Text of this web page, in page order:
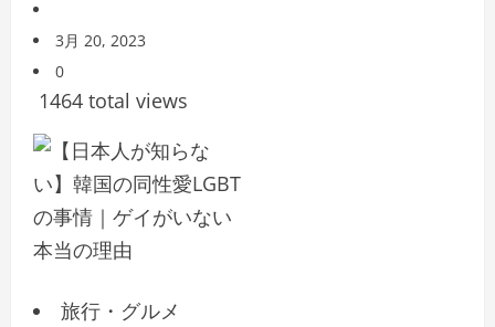
3月 20, 2023
0
1464 total views
旅行・グルメ